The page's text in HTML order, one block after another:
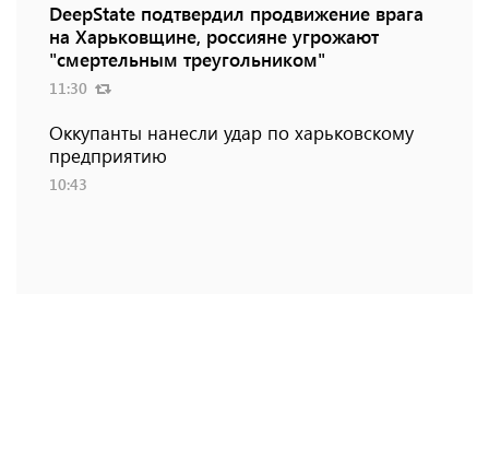
DeepState подтвердил продвижение врага
на Харьковщине, россияне угрожают
"смертельным треугольником"
11:30
Оккупанты нанесли удар по харьковскому
предприятию
10:43